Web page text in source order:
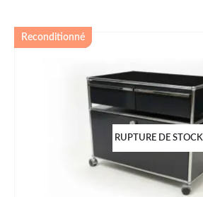
Reconditionné
RUPTURE DE STOCK